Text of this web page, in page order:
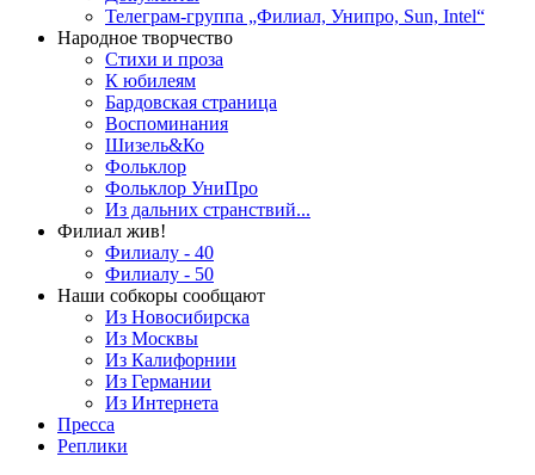
Телеграм-группа „Филиал, Унипро, Sun, Intel“
Народное творчество
Стихи и проза
К юбилеям
Бардовская страница
Воспоминания
Шизель&Ко
Фольклор
Фольклор УниПро
Из дальних странствий...
Филиал жив!
Филиалу - 40
Филиалу - 50
Наши собкоры сообщают
Из Новосибирска
Из Москвы
Из Калифорнии
Из Германии
Из Интернета
Пресса
Реплики